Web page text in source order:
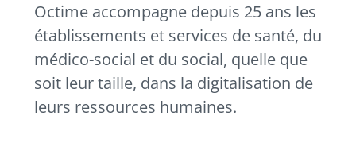
Octime accompagne depuis 25 ans les
établissements et services de santé, du
médico-social et du social, quelle que
soit leur taille, dans la digitalisation de
leurs ressources humaines.